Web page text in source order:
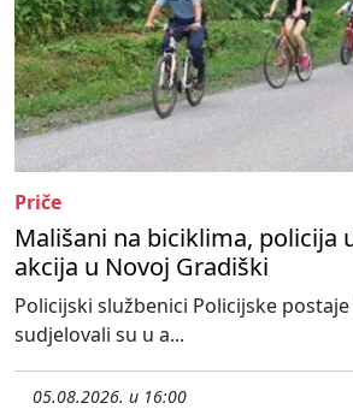
Priče
Mališani na biciklima, policija
akcija u Novoj Gradiški
Policijski službenici Policijske
sudjelovali su u a...
05.08.2026. u 16:00